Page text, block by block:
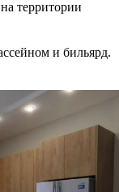
территории
и бильярд.